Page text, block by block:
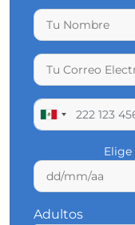
Elige
Adultos